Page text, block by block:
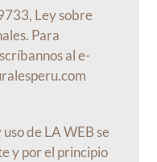
Ley sobre
Para
al e-
de LA WEB se
y por el principio